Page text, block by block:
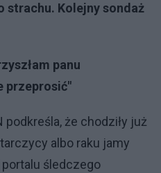
strachu. Kolejny sondaż
panu
przeprosić"
podkreśla, że chodziły już
albo raku jamy
śledczego